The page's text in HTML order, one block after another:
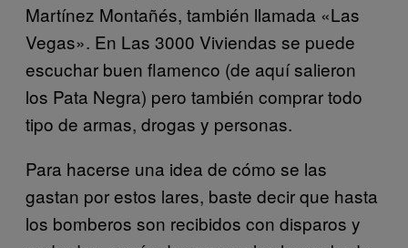
Martínez Montañés, también llamada «Las
Vegas». En Las 3000 Viviendas se puede
escuchar buen flamenco (de aquí salieron
los Pata Negra) pero también comprar todo
tipo de armas, drogas y personas.
Para hacerse una idea de cómo se las
gastan por estos lares, baste decir que hasta
los bomberos son recibidos con disparos y